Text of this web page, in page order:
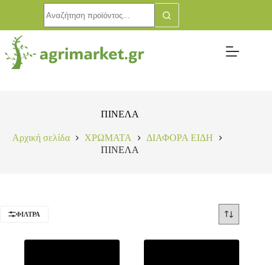
ΠΙΝΕΛΑ
Αρχική σελίδα ΧΡΩΜΑΤΑ
ΔΙΑΦΟΡΑ ΕΙΔΗ
ΠΙΝΕΛΑ
ΦΊΛΤΡΑ